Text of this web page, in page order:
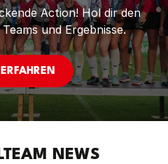
Action! Hol dir den
und Ergebnisse.
NEWS